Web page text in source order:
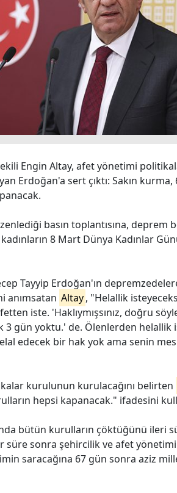
Engin Altay, afet yönetimi
Erdoğan'a sert çıktı: Sakın
basın toplantısına, deprem
8 Mart Dünya Kadınlar
Tayyip Erdoğan'ın
anımsatan Altay, "Helallik
iste. 'Haklıymışsınız, doğru
3 gün yoktu.' de. Ölenlerden helallik
edecek bir hak yok ama senin
kurulunun kurulacağını belirten
hepsi kapanacak." ifadesini
bütün kurulların çöktüğünü ileri
süre sonra şehircilik ve afet yönetimi
saracağına 67 gün sonra aziz